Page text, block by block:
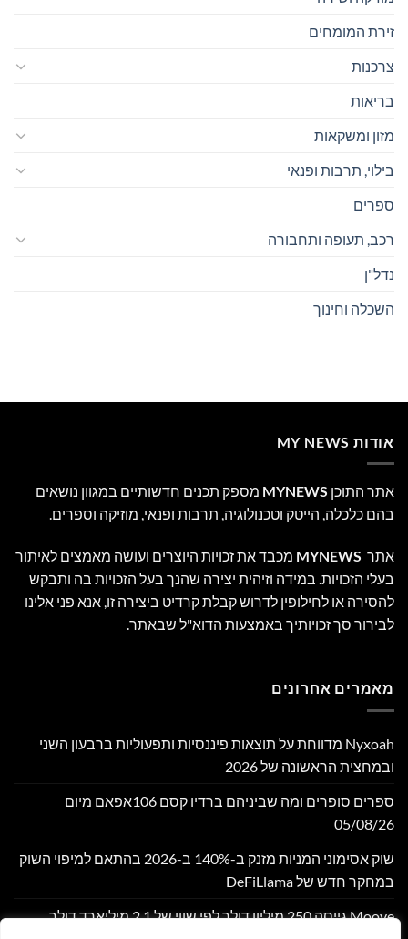
זירת המומחים
צרכנות
בריאות
מזון ומשקאות
בילוי, תרבות ופנאי
ספרים
רכב, תעופה ותחבורה
נדל"ן
השכלה וחינוך
אודות MY NEWS
אתר התוכן MYNEWS מספק תכנים חדשותיים במגוון נושאים
בהם כלכלה, הייטק וטכנולוגיה, תרבות ופנאי, מוזיקה וספרים.
אתר MYNEWS מכבד את זכויות היוצרים ועושה מאמצים לאיתור
בעלי הזכויות. במידה וזיהית יצירה שהנך בעל הזכויות בה ותבקש
להסירה או לחילופין לדרוש קבלת קרדיט ביצירה זו, אנא פני אלינו
לבירור סך זכויותיך באמצעות הדוא"ל שבאתר.
מאמרים אחרונים
Nyxoah מדווחת על תוצאות פיננסיות ותפעוליות ברבעון השני
ובמחצית הראשונה של 2026
ספרים סופרים ומה שביניהם ברדיו קסם 106אפאם מיום
05/08/26
שוק אסימוני המניות מזנק ב-140% ב-2026 בהתאם למיפוי השוק
במחקר חדש של DeFiLlama
Moove גייסה 250 מיליון דולר לפי שווי של 2.1 מיליארד דולר,